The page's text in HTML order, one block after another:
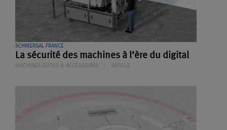
SCHMERSAL FRANCE
La sécurité des machines à l’ère du digital
MACHINES-OUTILS & ACCESSOIRES ARTICLE